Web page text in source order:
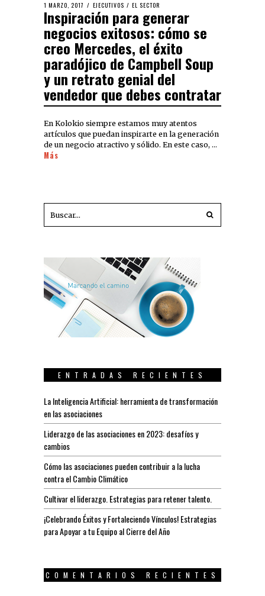
1 MARZO, 2017 EJECUTIVOS / EL SECTOR
Inspiración para generar
negocios exitosos: cómo se
creo Mercedes, el éxito
paradójico de Campbell Soup
y un retrato genial del
vendedor que debes contratar
En Kolokio siempre estamos muy atentos
artículos que puedan inspirarte en la generación
de un negocio atractivo y sólido. En este caso, …
Más
ENTRADAS RECIENTES
La Inteligencia Artificial: herramienta de transformación
en las asociaciones
Liderazgo de las asociaciones en 2023: desafíos y
cambios
Cómo las asociaciones pueden contribuir a la lucha
contra el Cambio Climático
Cultivar el liderazgo. Estrategias para retener talento.
¡Celebrando Éxitos y Fortaleciendo Vínculos! Estrategias
para Apoyar a tu Equipo al Cierre del Año
COMENTARIOS RECIENTES